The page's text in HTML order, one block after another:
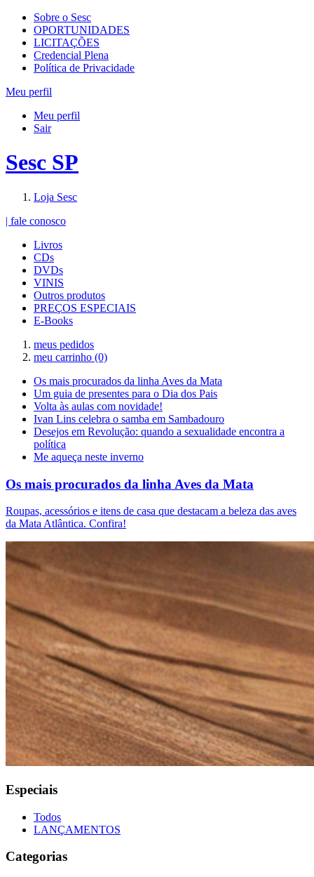
Sobre o Sesc
OPORTUNIDADES
LICITAÇÕES
Credencial Plena
Política de Privacidade
Meu perfil
Meu perfil
Sair
Sesc SP
Loja Sesc
| fale conosco
Livros
CDs
DVDs
VINIS
Outros produtos
PREÇOS ESPECIAIS
E-Books
meus pedidos
meu carrinho (0)
Os mais procurados da linha Aves da Mata
Um guia de presentes para o Dia dos Pais
Volta às aulas com novidade!
Ivan Lins celebra o samba em Sambadouro
Desejos em Revolução: quando a sexualidade encontra a
política
Me aqueça neste inverno
Os mais procurados da linha Aves da Mata
Roupas, acessórios e itens de casa que destacam a beleza das aves
da Mata Atlântica. Confira!
Especiais
Todos
LANÇAMENTOS
Categorias